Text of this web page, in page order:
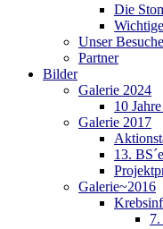
Die
Unser
Partner
Bilder
Galerie 2024
10
Galerie 2017
13.
Galerie~2016